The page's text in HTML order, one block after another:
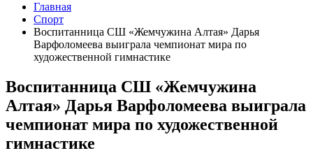
Главная
Спорт
Воспитанница СШ «Жемчужина Алтая» Дарья
Варфоломеева выиграла чемпионат мира по
художественной гимнастике
Воспитанница СШ «Жемчужина
Алтая» Дарья Варфоломеева выиграла
чемпионат мира по художественной
гимнастике